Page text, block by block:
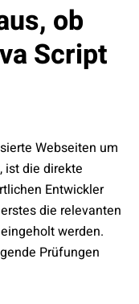
ob
Script
Webseiten um
ist die direkte
Entwickler
die relevanten
werden.
Prüfungen